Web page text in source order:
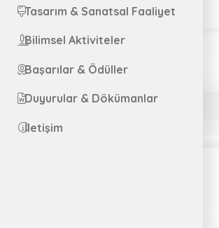
Tasarım & Sanatsal Faaliyet
Bilimsel Aktiviteler
Başarılar & Ödüller
Duyurular & Dökümanlar
İletişim